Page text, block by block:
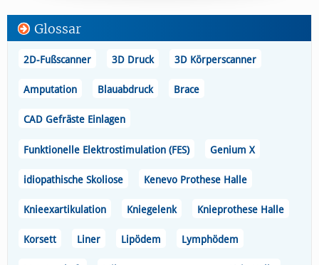
Glossar
2D-Fußscanner 3D Druck 3D Körperscanner
Amputation Blauabdruck Brace
CAD Gefräste Einlagen
Funktionelle Elektrostimulation (FES) Genium X
idiopathische Skoliose Kenevo Prothese Halle
Knieexartikulation Kniegelenk Knieprothese Halle
Korsett Liner Lipödem Lymphödem